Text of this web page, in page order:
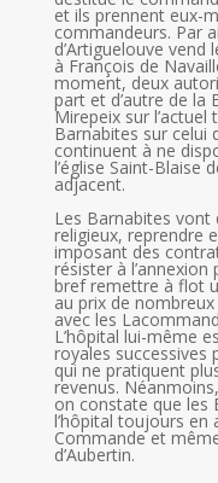
et ils prennent eux-
commandeurs. Par
d’Artiguelouve vend
à François de
moment, deux
part et d’autre de la
Mirepeix sur l’actuel
Barnabites sur celui
continuent à ne
l’église Saint-Blaise
adjacent.
Les Barnabites vont
religieux, reprendre
imposant des
résister à
bref remettre à flot
au prix de
avec les
L’hôpital lui-même
royales successives
qui ne pratiquent
revenus.
on constate que les
l’hôpital toujours en
Commande et
d’Aubertin.